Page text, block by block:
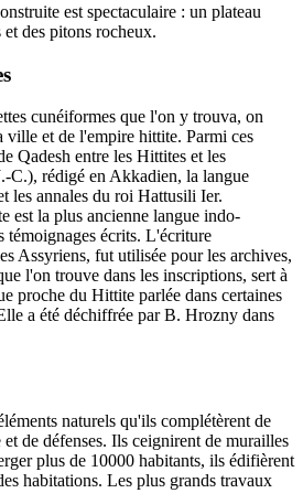
est spectaculaire : un plateau
des pitons rocheux.
cunéiformes que l'on y trouva, on
ville et de l'empire hittite. Parmi ces
Qadesh entre les Hittites et les
C.), rédigé en Akkadien, la langue
les annales du roi Hattusili Ier.
est la plus ancienne langue indo-
témoignages écrits. L'écriture
Assyriens, fut utilisée pour les archives,
l'on trouve dans les inscriptions, sert à
proche du Hittite parlée dans certaines
a été déchiffrée par B. Hrozny dans
naturels qu'ils complétèrent de
de défenses. Ils ceignirent de murailles
plus de 10000 habitants, ils édifièrent
habitations. Les plus grands travaux